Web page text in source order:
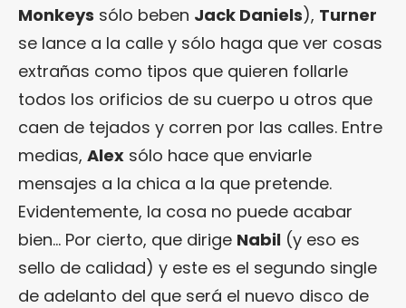
Monkeys sólo beben Jack Daniels), Turner
se lance a la calle y sólo haga que ver cosas
extrañas como tipos que quieren follarle
todos los orificios de su cuerpo u otros que
caen de tejados y corren por las calles. Entre
medias, Alex sólo hace que enviarle
mensajes a la chica a la que pretende.
Evidentemente, la cosa no puede acabar
bien… Por cierto, que dirige Nabil (y eso es
sello de calidad) y este es el segundo single
de adelanto del que será el nuevo disco de